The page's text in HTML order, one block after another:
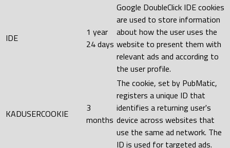
IDE
1 year
24 days
Google DoubleClick IDE cookies
are used to store information
about how the user uses the
website to present them with
relevant ads and according to
the user profile.
KADUSERCOOKIE
3
months
The cookie, set by PubMatic,
registers a unique ID that
identifies a returning user's
device across websites that
use the same ad network. The
ID is used for targeted ads.